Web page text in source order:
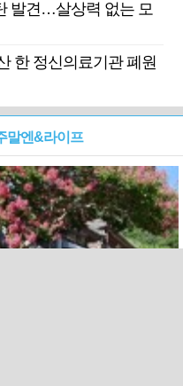
발견…살상력 없는 모
한 정신의료기관 폐원
말엔&라이프